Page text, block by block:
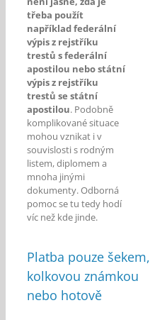
třeba použít
například federální
výpis z rejstříku
trestů s federální
apostilou nebo státní
výpis z rejstříku
trestů se státní
apostilou. Podobně
komplikované situace
mohou vznikat i v
souvislosti s rodným
listem, diplomem a
mnoha jinými
dokumenty. Odborná
pomoc se tu tedy hodí
víc než kde jinde.
Platba pouze šekem,
kolkovou známkou
nebo hotově